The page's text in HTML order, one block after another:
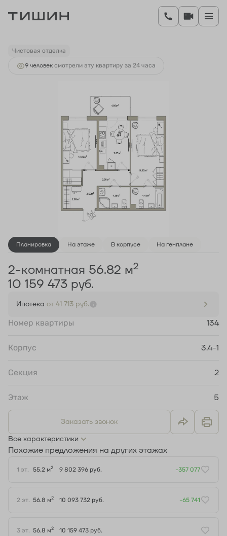
2-комнатная56.82 м 10 159 473 руб.
Ипотекаот 41 713 руб.
Чистовая отделка
9 человек смотрели эту квартиру за 24 часа
Планировка На этаже В корпусе На генплане
2-комнатная 56.82 м2
10 159 473 руб.
Ипотека от 41 713 руб.
Номер квартиры 134
Корпус 3.4-1
Секция 2
Этаж 5
Заказать звонок
Все характеристики
Похожие предложения на других этажах
1 эт. 55.2 м2 9 802 396 руб. -357 077
2 эт. 56.8 м2 10 093 732 руб. -65 741
3 эт. 56.8 м2 10 159 473 руб.